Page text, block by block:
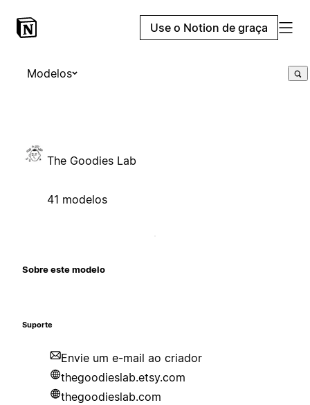
Use o Notion de graça
Modelos
The Goodies Lab
41 modelos
Sobre este modelo
Suporte
Envie um e-mail ao criador
thegoodieslab.etsy.com
thegoodieslab.com